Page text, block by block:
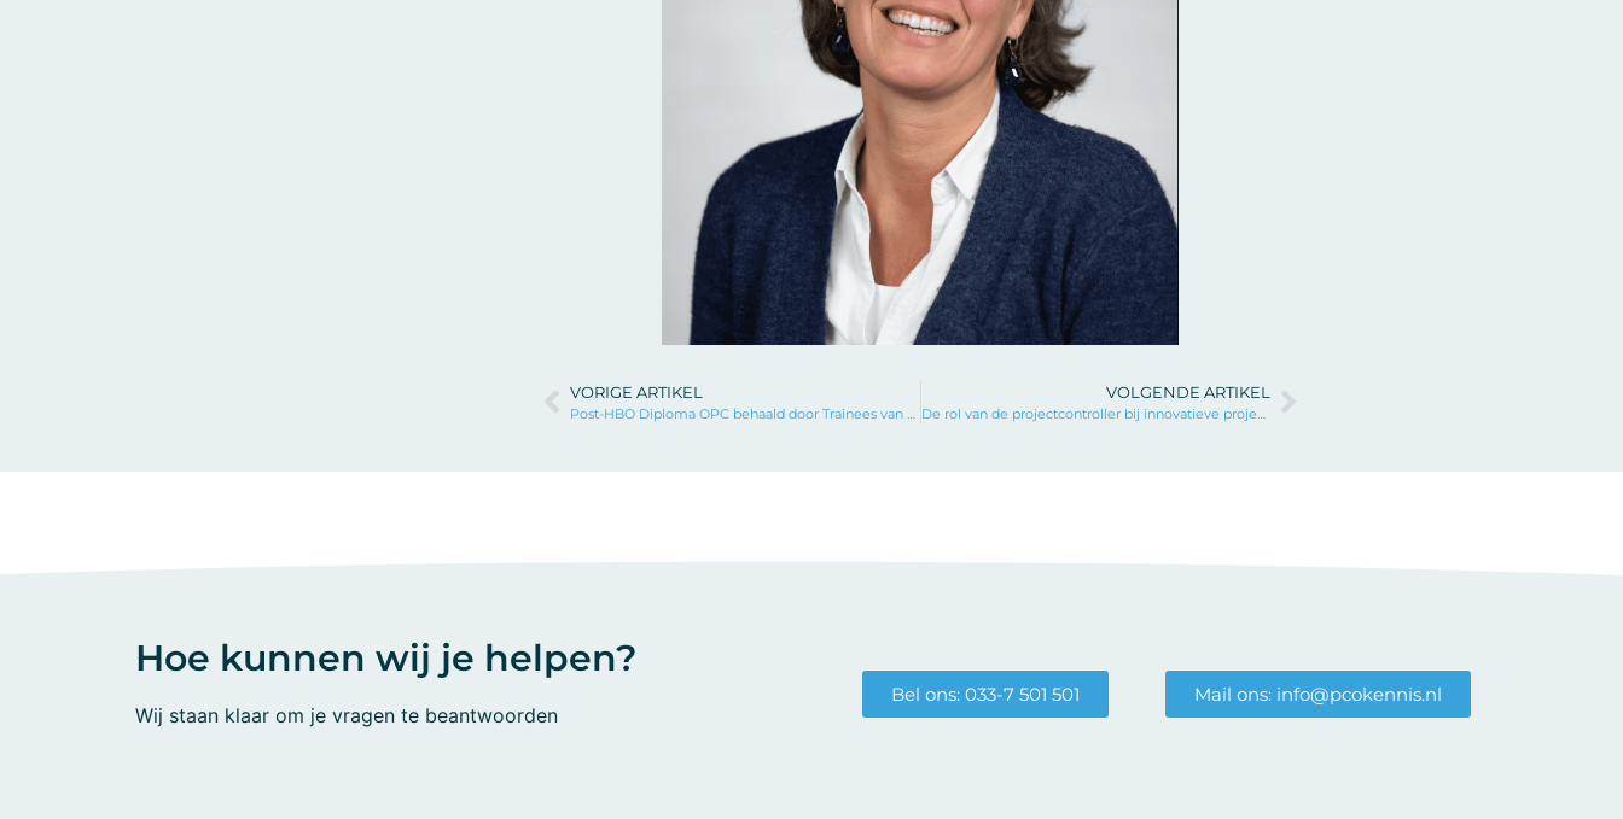
VORIGE ARTIKEL
Post-HBO Diploma OPC behaald door Trainees van YER
VOLGENDE ARTIKEL
De rol van de projectcontroller bij innovatieve projecten
Hoe kunnen wij je helpen?
Wij staan klaar om je vragen te beantwoorden
Bel ons: 033-7 501 501 Mail ons: info@pcokennis.nl